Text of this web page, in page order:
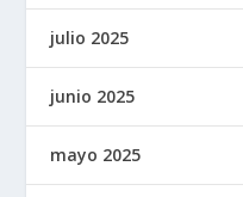
julio 2025
junio 2025
mayo 2025